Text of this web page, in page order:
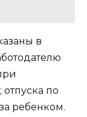
в
по
ребенком.